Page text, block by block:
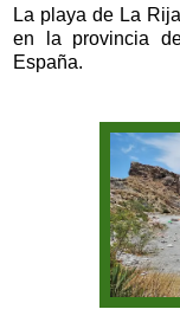
La playa de La
en la provincia
España.